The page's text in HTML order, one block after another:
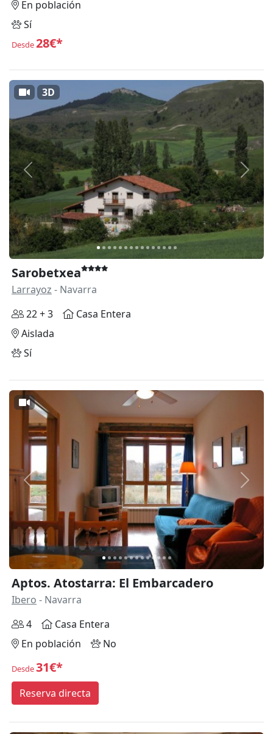
En población
Sí
Desde28€*
Anterior
3D
Sarobetxea
Larrayoz - Navarra
22 + 3
Casa Entera
Aislada
Sí
Anterior
Aptos. Atostarra: El Embarcadero
Ibero - Navarra
4
Casa Entera
En población
No
Desde31€*
Reserva directa